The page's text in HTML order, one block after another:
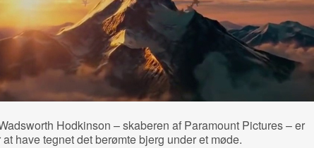
Hodkinson – skaberen af Paramount Pictures – er
at have tegnet det berømte bjerg under et møde.